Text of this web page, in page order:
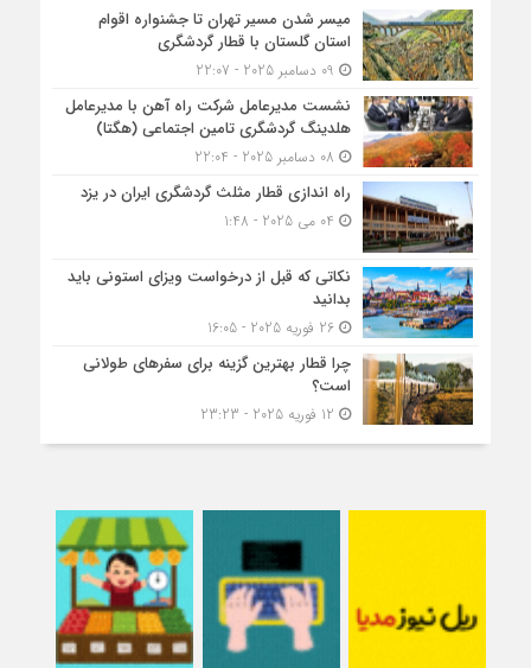
میسر شدن مسیر تهران تا جشنواره اقوام
استان گلستان با قطار گردشگری
نشست مدیرعامل شرکت راه آهن با مدیرعامل
هلدینگ گردشگری تامین اجتماعی (هگتا)
راه اندازی قطار مثلث گردشگری ایران در یزد
نکاتی که قبل از درخواست ویزای استونی باید
بدانید
26 فوریه 2025 - 16:05
چرا قطار بهترین گزینه برای سفرهای طولانی
است؟